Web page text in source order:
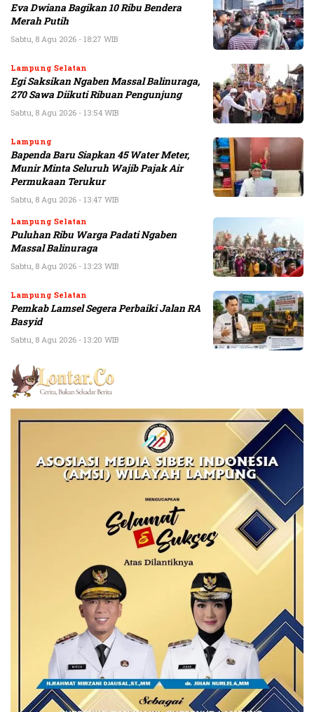
Eva Dwiana Bagikan 10 Ribu Bendera
Merah Putih
Sabtu, 8 Agu 2026 - 18:27 WIB
Lampung Selatan
Egi Saksikan Ngaben Massal Balinuraga,
270 Sawa Diikuti Ribuan Pengunjung
Sabtu, 8 Agu 2026 - 13:54 WIB
Lampung
Bapenda Baru Siapkan 45 Water Meter,
Munir Minta Seluruh Wajib Pajak Air
Permukaan Terukur
Sabtu, 8 Agu 2026 - 13:47 WIB
Lampung Selatan
Puluhan Ribu Warga Padati Ngaben
Massal Balinuraga
Sabtu, 8 Agu 2026 - 13:23 WIB
Lampung Selatan
Pemkab Lamsel Segera Perbaiki Jalan RA
Basyid
Sabtu, 8 Agu 2026 - 13:20 WIB